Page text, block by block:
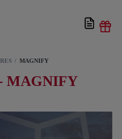
MAGNIFY
MAGNIFY